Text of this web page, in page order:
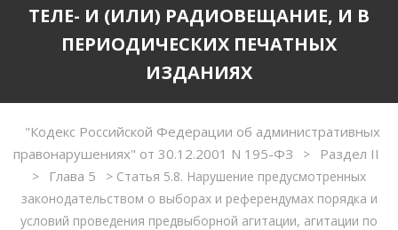
ТЕЛЕ- И (ИЛИ) РАДИОВЕЩАНИЕ, И В
ПЕРИОДИЧЕСКИХ ПЕЧАТНЫХ
ИЗДАНИЯХ
"Кодекс Российской Федерации об административных
правонарушениях" от 30.12.2001 N 195-ФЗ
> Раздел II
> Глава 5 > Статья 5.8. Нарушение предусмотренных
законодательством о выборах и референдумах порядка и
условий проведения предвыборной агитации, агитации по